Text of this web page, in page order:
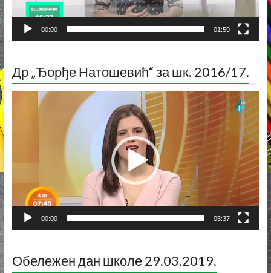
00:00 01:59
Др „Ђорђе Натошевић“ за шк. 2016/17.
Прегледач
видео
00:00 05:37
Обележен дан школе 29.03.2019.